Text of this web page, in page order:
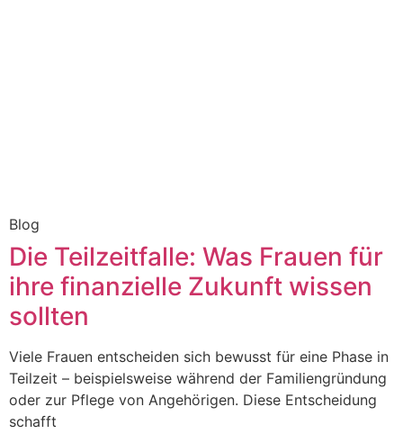
Blog
Die Teilzeitfalle: Was Frauen für
ihre finanzielle Zukunft wissen
sollten
Viele Frauen entscheiden sich bewusst für eine Phase in
Teilzeit – beispielsweise während der Familiengründung
oder zur Pflege von Angehörigen. Diese Entscheidung
schafft